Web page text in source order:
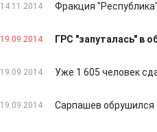
14.11.2014 Фракция
19.09.2014 ГРС "запуталась" в
19.09.2014 Уже 1 605 человек
19.09.2014 Сарпашев обрушился